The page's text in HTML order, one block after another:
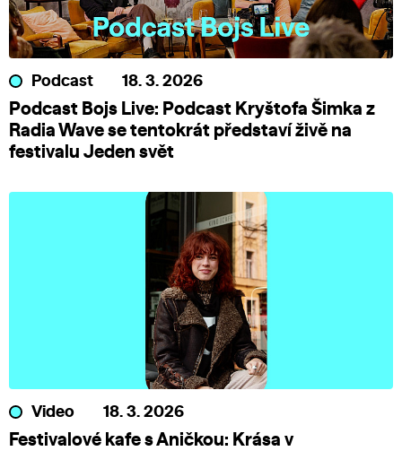
Podcast 18. 3. 2026
Podcast Bojs Live: Podcast Kryštofa Šimka z
Radia Wave se tentokrát představí živě na
festivalu Jeden svět
Video 18. 3. 2026
Festivalové kafe s Aničkou: Krása v